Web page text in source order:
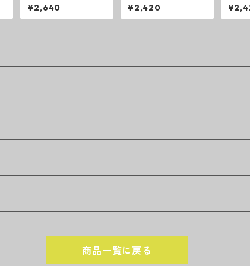
ーブドロップ
¥2,640
ルートエマルジョン
¥2,420
レイ
マル
商品一覧に戻る